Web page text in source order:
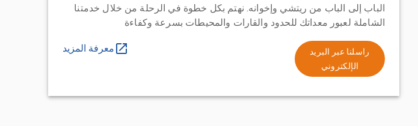
الباب إلى الباب من ريتشي وإخوانه. نهتم بكل خطوة في الرحلة من خلال خدمتنا
الشاملة لعبور معداتك للحدود والقارات والمحيطات بسرعة وكفاءة
راسلنا عبر البريد
الإلكتروني
معرفة المزيد